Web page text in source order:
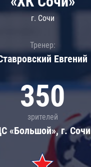
г. Сочи
Тренер:
Евгений
350
зрителей
«Большой», г. Сочи